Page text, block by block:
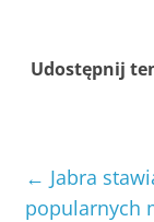
Udostępnij
← Jabra
popularnych